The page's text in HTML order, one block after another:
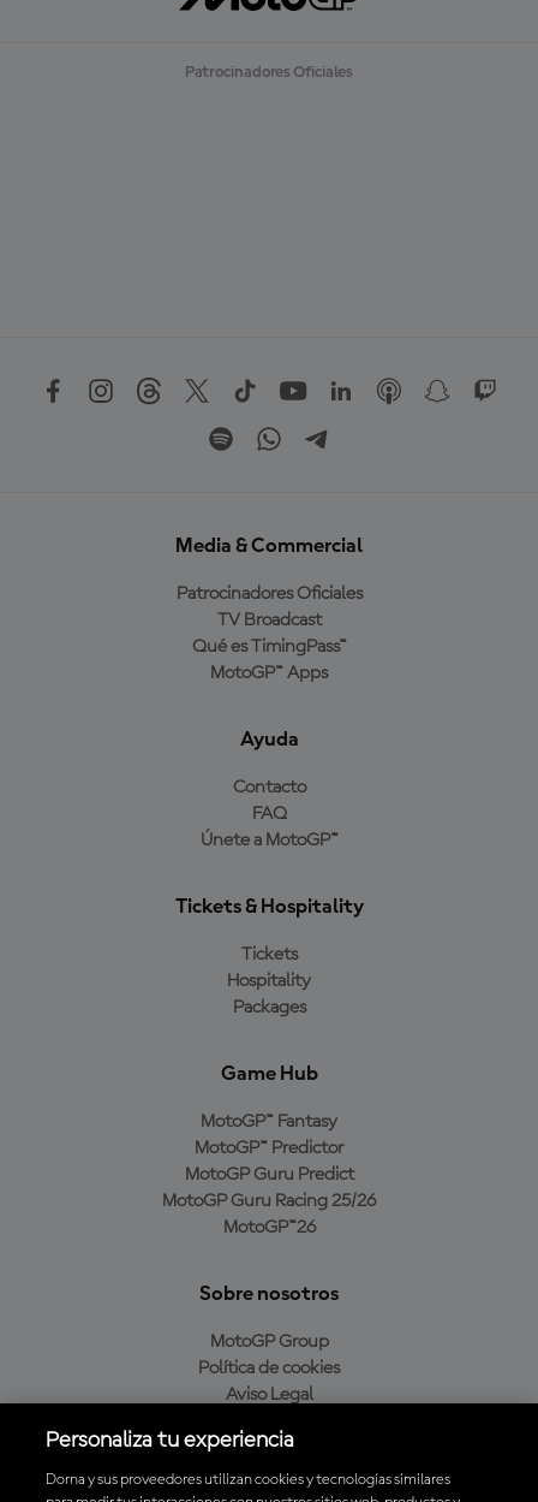
Patrocinadores Oficiales
Media & Commercial
Patrocinadores Oficiales
TV Broadcast
Qué es TimingPass™
MotoGP™ Apps
Ayuda
Contacto
FAQ
Únete a MotoGP™
Tickets & Hospitality
Tickets
Hospitality
Packages
Game Hub
MotoGP™ Fantasy
MotoGP™ Predictor
MotoGP Guru Predict
MotoGP Guru Racing 25/26
MotoGP™26
Sobre nosotros
MotoGP Group
Política de cookies
Aviso Legal
Política de compra
Personaliza tu experiencia
Dorna y sus proveedores utilizan cookies y tecnologías similares